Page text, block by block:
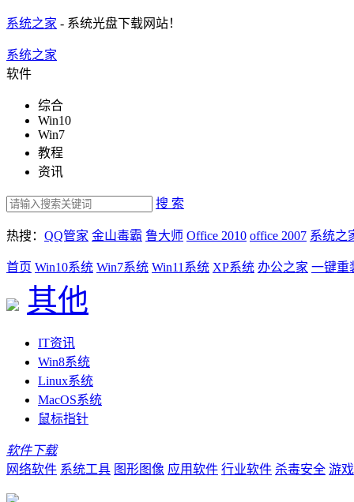
系统之家 - 系统光盘下载网站！
系统之家
软件
综合
Win10
Win7
教程
资讯
搜 索
热搜： QQ管家 金山毒霸 鲁大师 Office 2010 office 2007 系统之
首页 Win10系统 Win7系统 Win11系统 XP系统 办公之家 一键重
其他
IT资讯
Win8系统
Linux系统
MacOS系统
鼠标指针
软件下载
网络软件 系统工具 图形图像 应用软件 行业软件 杀毒安全 游